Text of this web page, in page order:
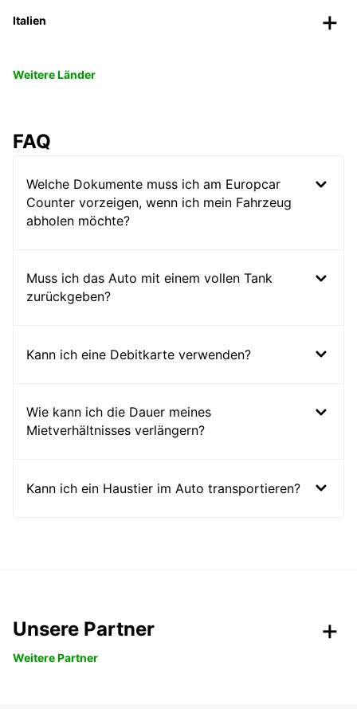
Italien
Weitere Länder
FAQ
Welche Dokumente muss ich am Europcar
Counter vorzeigen, wenn ich mein Fahrzeug
abholen möchte?
Muss ich das Auto mit einem vollen Tank
zurückgeben?
Kann ich eine Debitkarte verwenden?
Wie kann ich die Dauer meines
Mietverhältnisses verlängern?
Kann ich ein Haustier im Auto transportieren?
Unsere Partner
Weitere Partner